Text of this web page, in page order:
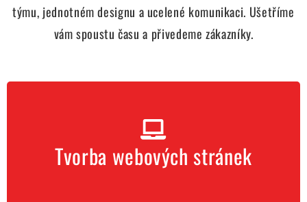
týmu, jednotném designu a ucelené komunikaci. Ušetříme
vám spoustu času a přivedeme zákazníky.
Tvorba webových stránek
Chci webové stránky